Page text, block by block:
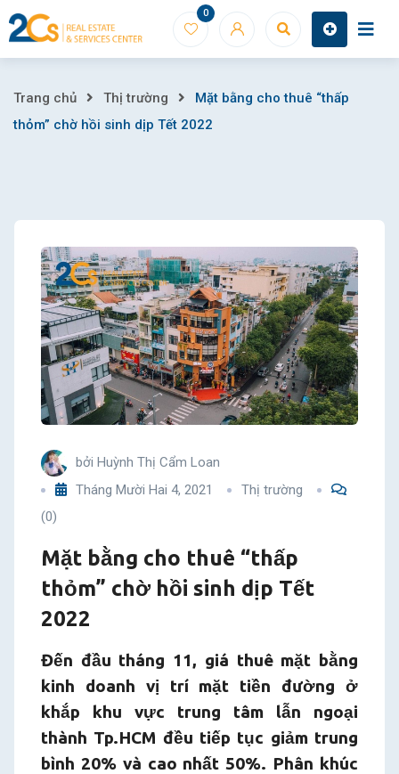
Skip
to
0
Mặt
thuê
“thấp
thỏm”
chờ
hồi
sinh
dịp
Tết
2022
Trang chủ Thị trường
Mặt bằng cho thuê “thấp
thỏm” chờ hồi sinh dịp Tết 2022
bởi Huỳnh Thị Cẩm Loan
Tháng Mười Hai 4, 2021
Thị trường
(0)
Mặt bằng cho thuê “thấp
thỏm” chờ hồi sinh dịp Tết
2022
Đến đầu tháng 11, giá thuê mặt bằng
kinh doanh vị trí mặt tiền đường ở
khắp khu vực trung tâm lẫn ngoại
thành Tp.HCM đều tiếp tục giảm trung
bình 20% và cao nhất 50%. Phân khúc